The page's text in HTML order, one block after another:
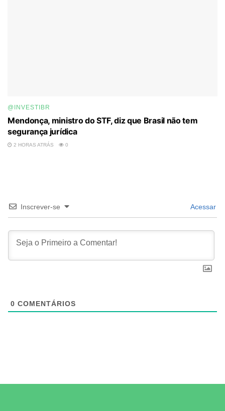
@INVESTIBR
Mendonça, ministro do STF, diz que Brasil não tem
segurança jurídica
2 HORAS ATRÁS 0
Inscrever-se Acessar
0 COMENTÁRIOS